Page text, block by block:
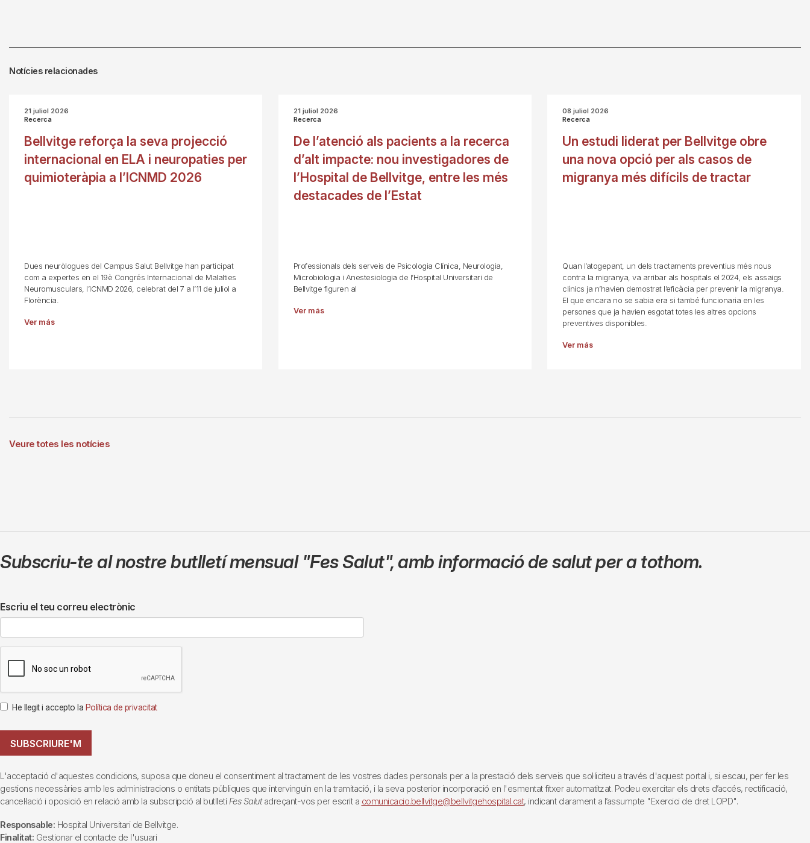
Notícies relacionades
21 juliol 2026
Recerca
Bellvitge reforça la seva projecció
internacional en ELA i neuropaties per
quimioteràpia a l’ICNMD 2026
Dues neuròlogues del Campus Salut Bellvitge han participat
com a expertes en el 19è Congrés Internacional de Malalties
Neuromusculars, l’ICNMD 2026, celebrat del 7 a l’11 de juliol a
Florència.
Ver más
21 juliol 2026
Recerca
De l’atenció als pacients a la recerca
d’alt impacte: nou investigadores de
l’Hospital de Bellvitge, entre les més
destacades de l’Estat
Professionals dels serveis de Psicologia Clínica, Neurologia,
Microbiologia i Anestesiologia de l’Hospital Universitari de
Bellvitge figuren al
Ver más
08 juliol 2026
Recerca
Un estudi liderat per Bellvitge obre
una nova opció per als casos de
migranya més difícils de tractar
Quan l’atogepant, un dels tractaments preventius més nous
contra la migranya, va arribar als hospitals el 2024, els assaigs
clínics ja n’havien demostrat l’eficàcia per prevenir la migranya.
El que encara no se sabia era si també funcionaria en les
persones que ja havien esgotat totes les altres opcions
preventives disponibles.
Ver más
Veure totes les notícies
Subscriu-te al nostre butlletí mensual "Fes Salut",amb informació de salut per a tothom.
Escriu el teu correu electrònic
He llegit i accepto la Política de privacitat
SUBSCRIURE'M
L'acceptació d'aquestes condicions, suposa que doneu el consentiment al tractament de les vostres dades personals per a la prestació dels serveis que sol·liciteu a través d'aquest portal i, si escau, per fer les
gestions necessàries amb les administracions o entitats públiques que intervinguin en la tramitació, i la seva posterior incorporació en l'esmentat fitxer automatitzat. Podeu exercitar els drets d’accés, rectificació,
cancel·lació i oposició en relació amb la subscripció al butlletí Fes Salutadreçant-vos per escrit a comunicacio.bellvitge@bellvitgehospital.cat, indicant clarament a l’assumpte "Exercici de dret LOPD".
Responsable: Hospital Universitari de Bellvitge.
Finalitat: Gestionar el contacte de l'usuari